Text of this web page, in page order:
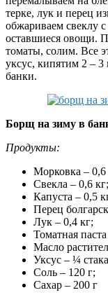
терке, лук и перец
обжариваем свеклу
оставшиеся овощи.
томаты, солим. Все
уксус, кипятим 2 – 3
банки.
Борщ на зиму в
Продукты:
Морковка – 0,6
Свекла – 0,6 кг;
Капуста – 0,5
Перец
Лук – 0,4 кг;
Томатная
Масло
Уксус – ¼
Соль – 120 г;
Сахар – 200 г